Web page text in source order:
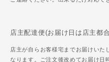
店主配達便(お届け日は店主都
店主が自らお客様宅までお届けいた
なります。ご注文後改めてお届け日